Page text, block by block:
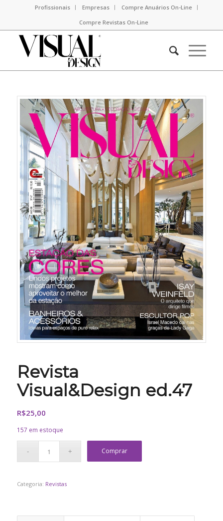
Profissionais Empresas
Compre Anuários On-Line
Compre Revistas On-Line
Revista
Visual&Design ed.47
R$25,00
157 em estoque
Comprar
Categoria: Revistas